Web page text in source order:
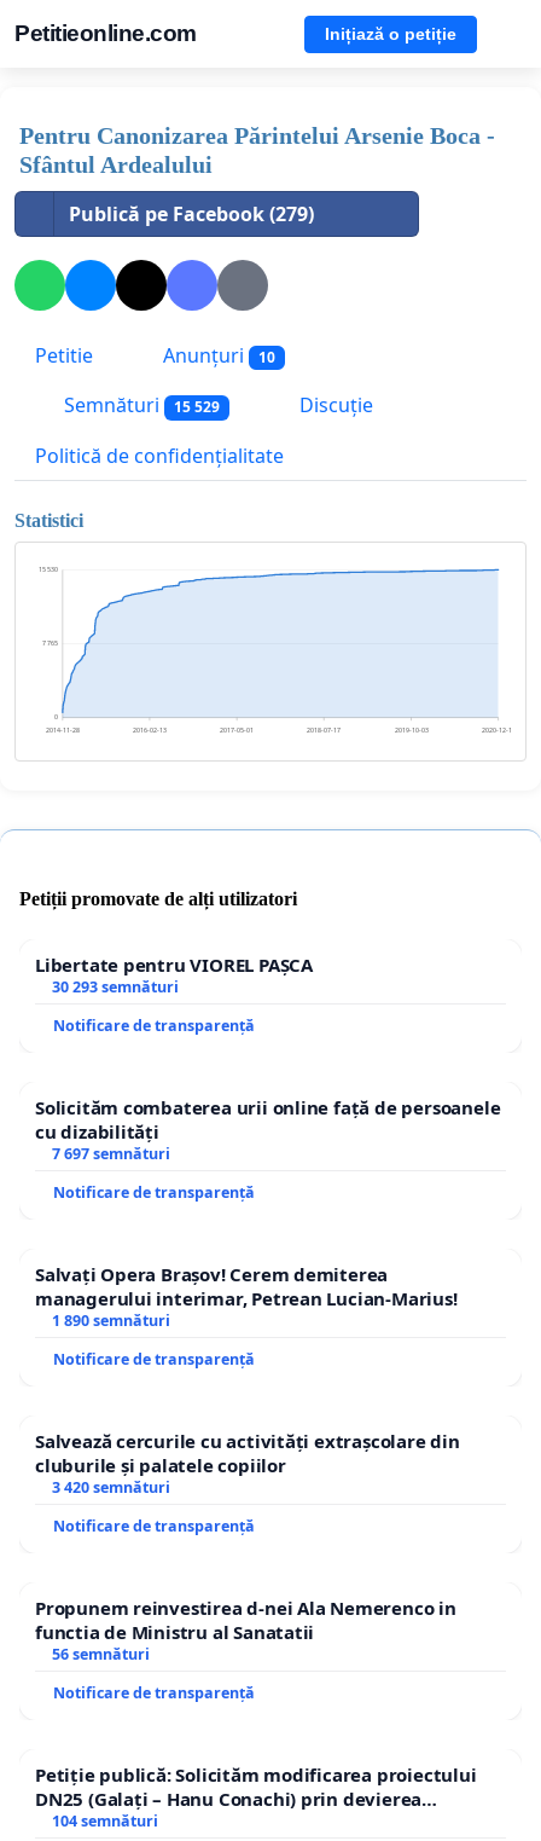
Petitieonline.com Inițiază o petiție
Pentru Canonizarea Părintelui Arsenie Boca -
Sfântul Ardealului
Publică pe Facebook (279)
Petitie Anunțuri 10
Semnături 15 529
Discuție
Politică de confidențialitate
Statistici
0
7 765
15 530
2014-11-28 2016-02-13 2017-05-01 2018-07-17 2019-10-03 2020-12-18
Petiții promovate de alți utilizatori
Libertate pentru VIOREL PAȘCA
30 293 semnături
Notificare de transparență
Solicităm combaterea urii online față de persoanele
cu dizabilități
7 697 semnături
Notificare de transparență
Salvați Opera Brașov! Cerem demiterea
managerului interimar, Petrean Lucian-Marius!
1 890 semnături
Notificare de transparență
Salvează cercurile cu activități extrașcolare din
cluburile și palatele copiilor
3 420 semnături
Notificare de transparență
Propunem reinvestirea d-nei Ala Nemerenco in
functia de Ministru al Sanatatii
56 semnături
Notificare de transparență
Petiție publică: Solicităm modificarea proiectului
DN25 (Galați – Hanu Conachi) prin devierea
traseului în afara localităților!
104 semnături